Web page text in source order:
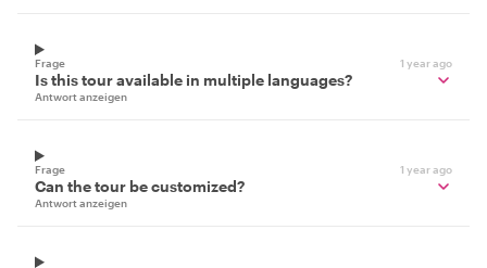
Frage 1 year ago
Is this tour available in multiple languages?
Antwort anzeigen
Frage 1 year ago
Can the tour be customized?
Antwort anzeigen